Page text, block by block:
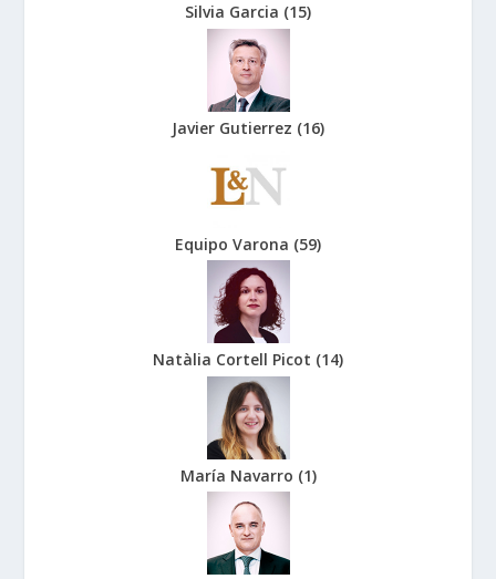
Silvia Garcia (15)
Javier Gutierrez (16)
Equipo Varona (59)
Natàlia Cortell Picot (14)
María Navarro (1)